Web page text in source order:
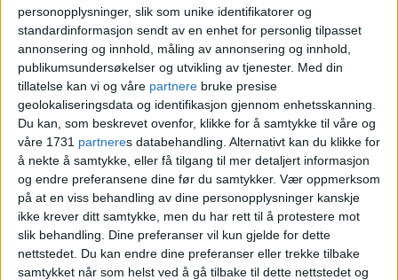
personopplysninger, slik som unike identifikatorer og
standardinformasjon sendt av en enhet for personlig tilpasset
annonsering og innhold, måling av annonsering og innhold,
publikumsundersøkelser og utvikling av tjenester. Med din
tillatelse kan vi og våre partnere bruke presise
geolokaliseringsdata og identifikasjon gjennom enhetsskanning.
Du kan, som beskrevet ovenfor, klikke for å samtykke til våre og
våre 1731 partneres databehandling. Alternativt kan du klikke for
å nekte å samtykke, eller få tilgang til mer detaljert informasjon
og endre preferansene dine før du samtykker. Vær oppmerksom
på at en viss behandling av dine personopplysninger kanskje
ikke krever ditt samtykke, men du har rett til å protestere mot
slik behandling. Dine preferanser vil kun gjelde for dette
nettstedet. Du kan endre dine preferanser eller trekke tilbake
samtykket når som helst ved å gå tilbake til dette nettstedet og
skrog nesten 20 meter lenger.